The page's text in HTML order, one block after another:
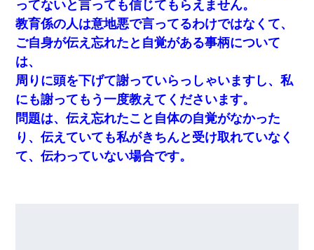
ってないと言っても信じてもらえません。
教育係の人は意地悪で言ってるわけではなくて、
ご自身が伝え忘れたと自覚がある事柄について
は、
周りに頭を下げて謝っていらっしゃいますし、私
にも謝ってもう一度教えてくださいます。
問題は、伝え忘れたこと自体の自覚がなかった
り、伝えていても私がきちんと受け取れていなく
て、伝わっていない場合です。